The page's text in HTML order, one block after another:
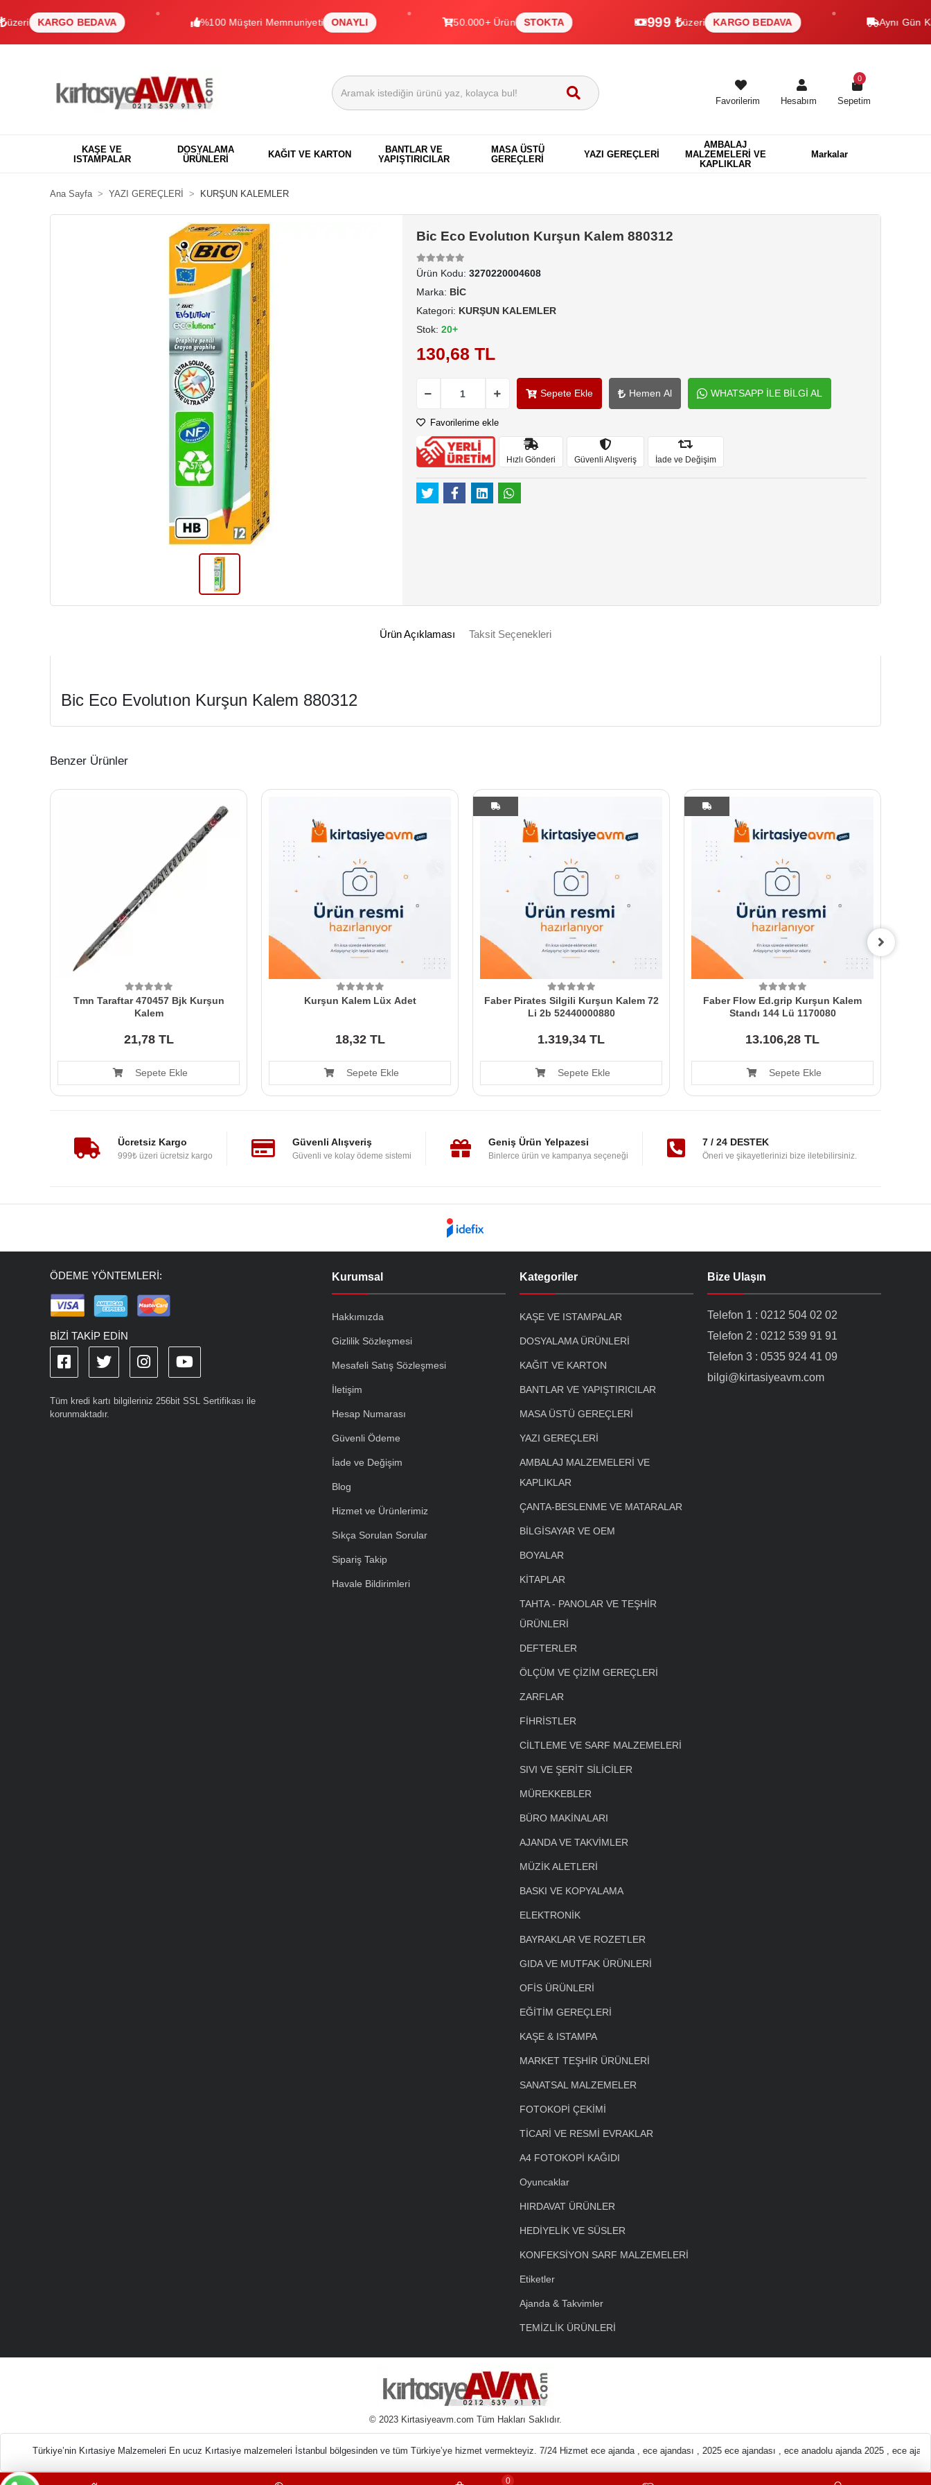
KARGO BEDAVA %100 Müşteri Memnuniyeti ONAYLI 50.000+ Ürün STOKTA 999 ₺üzeri KARGO BEDAVA Aynı Gün Kargo
Favorilerim Hesabım Sepetim
0
KAŞE VE
ISTAMPALAR
DOSYALAMA
ÜRÜNLERİ
KAĞIT VE KARTON
BANTLAR VE
YAPIŞTIRICILAR
MASA ÜSTÜ
GEREÇLERİ
YAZI GEREÇLERİ
AMBALAJ
MALZEMELERİ VE
KAPLIKLAR
Markalar
Ana Sayfa YAZI GEREÇLERİ KURŞUN KALEMLER
Bic Eco Evolutıon Kurşun Kalem 880312
Ürün Kodu: 3270220004608
Marka: BİC
Kategori: KURŞUN KALEMLER
Stok: 20+
130,68 TL
Sepete Ekle Hemen Al WHATSAPP İLE BİLGİ AL
Favorilerime ekle
Hızlı Gönderi Güvenli Alışveriş İade ve Değişim
Ürün Açıklaması Taksit Seçenekleri
Bic Eco Evolutıon Kurşun Kalem 880312
Benzer Ürünler
Tmn Taraftar 470457 Bjk Kurşun
Kalem
21,78 TL
Sepete Ekle
Kurşun Kalem Lüx Adet
18,32 TL
Sepete Ekle
Faber Pirates Silgili Kurşun Kalem 72
Li 2b 52440000880
1.319,34 TL
Sepete Ekle
Faber Flow Ed.grip Kurşun Kalem
Standı 144 Lü 1170080
13.106,28 TL
Sepete Ekle
Ücretsiz Kargo
999₺ üzeri ücretsiz kargo
Güvenli Alışveriş
Güvenli ve kolay ödeme sistemi
Geniş Ürün Yelpazesi
Binlerce ürün ve kampanya seçeneği
7 / 24 DESTEK
Öneri ve şikayetlerinizi bize iletebilirsiniz.
ÖDEME YÖNTEMLERİ:
BİZİ TAKİP EDİN
Tüm kredi kartı bilgileriniz 256bit SSL Sertifikası ile
korunmaktadır.
Kurumsal
Hakkımızda
Gizlilik Sözleşmesi
Mesafeli Satış Sözleşmesi
İletişim
Hesap Numarası
Güvenli Ödeme
İade ve Değişim
Blog
Hizmet ve Ürünlerimiz
Sıkça Sorulan Sorular
Sipariş Takip
Havale Bildirimleri
Kategoriler
KAŞE VE ISTAMPALAR
DOSYALAMA ÜRÜNLERİ
KAĞIT VE KARTON
BANTLAR VE YAPIŞTIRICILAR
MASA ÜSTÜ GEREÇLERİ
YAZI GEREÇLERİ
AMBALAJ MALZEMELERİ VE
KAPLIKLAR
ÇANTA-BESLENME VE MATARALAR
BİLGİSAYAR VE OEM
BOYALAR
KİTAPLAR
TAHTA - PANOLAR VE TEŞHİR
ÜRÜNLERİ
DEFTERLER
ÖLÇÜM VE ÇİZİM GEREÇLERİ
ZARFLAR
FİHRİSTLER
CİLTLEME VE SARF MALZEMELERİ
SIVI VE ŞERİT SİLİCİLER
MÜREKKEBLER
BÜRO MAKİNALARI
AJANDA VE TAKVİMLER
MÜZİK ALETLERİ
BASKI VE KOPYALAMA
ELEKTRONİK
BAYRAKLAR VE ROZETLER
GIDA VE MUTFAK ÜRÜNLERİ
OFİS ÜRÜNLERİ
EĞİTİM GEREÇLERİ
KAŞE & ISTAMPA
MARKET TEŞHİR ÜRÜNLERİ
SANATSAL MALZEMELER
FOTOKOPİ ÇEKİMİ
TİCARİ VE RESMİ EVRAKLAR
A4 FOTOKOPİ KAĞIDI
Oyuncaklar
HIRDAVAT ÜRÜNLER
HEDİYELİK VE SÜSLER
KONFEKSİYON SARF MALZEMELERİ
Etiketler
Ajanda & Takvimler
TEMİZLİK ÜRÜNLERİ
Bize Ulaşın
Telefon 1 : 0212 504 02 02
Telefon 2 : 0212 539 91 91
Telefon 3 : 0535 924 41 09
bilgi@kirtasiyeavm.com
© 2023 Kirtasiyeavm.com Tüm Hakları Saklıdır.
Kırtasiye Malzemeleri En ucuz Kırtasiye
0